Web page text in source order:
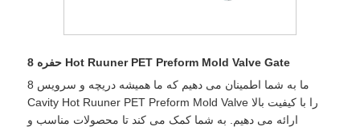
8 حفره Hot Ruuner PET Preform Mold Valve Gate
ما به شما اطمینان می دهیم که ما همیشه دریچه و سرویس 8
Cavity Hot Ruuner PET Preform Mold Valve را با کیفیت بالا
ارائه می دهیم. به شما کمک می کند تا محصولات مناسب و